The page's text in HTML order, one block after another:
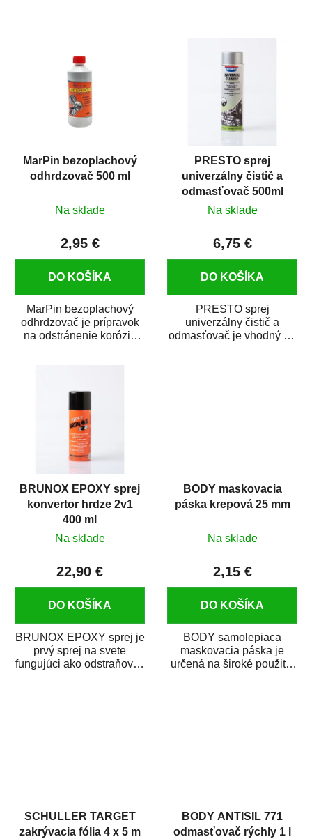
MarPin bezoplachový
odhrdzovač 500 ml
Na sklade
2,95 €
DO KOŠÍKA
MarPin bezoplachový
odhrdzovač je prípravok
na odstránenie korózie
PRESTO sprej
univerzálny čistič a
odmasťovač 500ml
Na sklade
6,75 €
DO KOŠÍKA
PRESTO sprej
univerzálny čistič a
odmasťovač je vhodný na
BRUNOX EPOXY sprej
konvertor hrdze 2v1
400 ml
Na sklade
22,90 €
DO KOŠÍKA
BRUNOX EPOXY sprej je
prvý sprej na svete
fungujúci ako odstraňovač
BODY maskovacia
páska krepová 25 mm
Na sklade
2,15 €
DO KOŠÍKA
BODY samolepiaca
maskovacia páska je
určená na široké použitie
SCHULLER TARGET
zakrývacia fólia 4 x 5 m
BODY ANTISIL 771
odmasťovač rýchly 1 l